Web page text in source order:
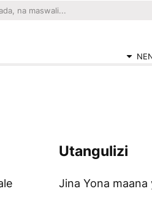
Utangulizi
Jina Yona maana